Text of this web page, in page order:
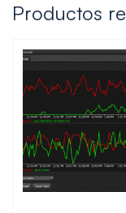
Productos